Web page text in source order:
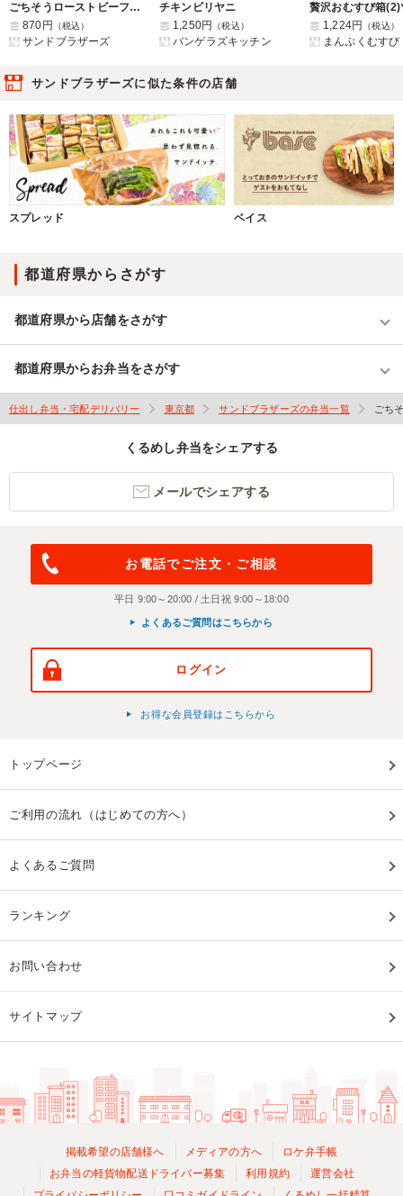
ごちそうローストビーフサンドボックス
870円
（税込）
サンドブラザーズ
チキンビリヤニ
1,250円
（税込）
バンゲラズキッチン
1,224円 （税込）
まんぷくむすび
サンドブラザーズに似た条件の店舗
スプレッド ベイス
都道府県からさがす
都道府県から店舗をさがす
都道府県からお弁当をさがす
仕出し弁当・宅配デリバリー 東京都 サンドブラザーズの弁当一覧 ごち
くるめし弁当をシェアする
メールでシェアする
お電話でご注文・ご相談
平日 9:00～20:00 / 土日祝 9:00～18:00
よくあるご質問はこちらから
ログイン
お得な会員登録はこちらから
トップページ
ご利用の流れ（はじめての方へ）
よくあるご質問
ランキング
お問い合わせ
サイトマップ
掲載希望の店舗様へ メディアの方へ
ロケ弁手帳
お弁当の軽貨物配送ドライバー募集
利用規約
運営会社